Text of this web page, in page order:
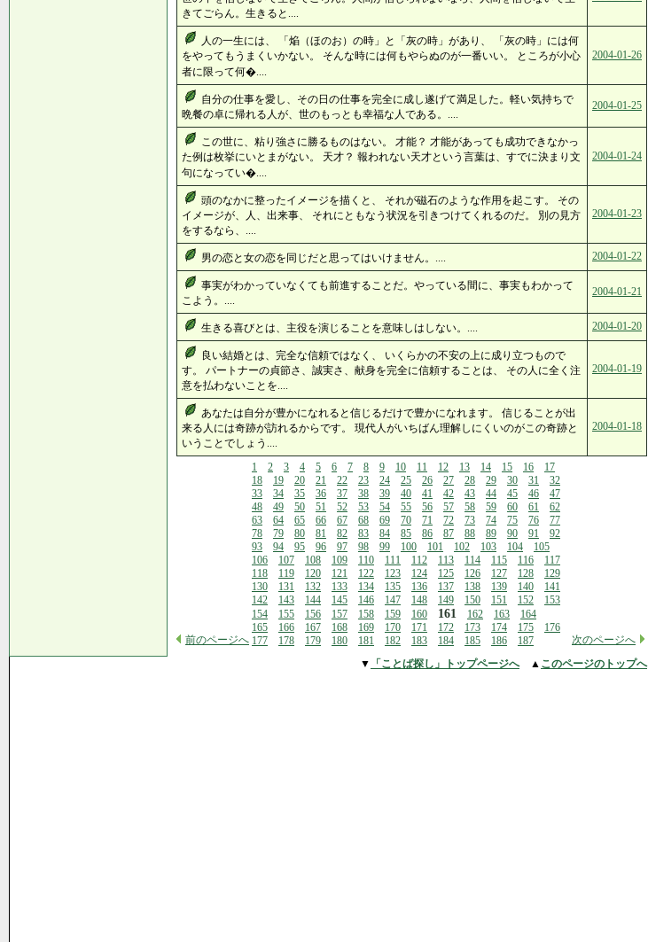
きてごらん。生きると....
人の一生には、 「焔（ほのお）の時」と「灰の時」があり、 「灰の時」には何
をやってもうまくいかない。 そんな時には何もやらぬのが一番いい。 ところが小心
者に限って何�....
2004-01-26
自分の仕事を愛し、その日の仕事を完全に成し遂げて満足した。軽い気持ちで
晩餐の卓に帰れる人が、世のもっとも幸福な人である。....
2004-01-25
この世に、粘り強さに勝るものはない。 才能？ 才能があっても成功できなかっ
た例は枚挙にいとまがない。 天才？ 報われない天才という言葉は、すでに決まり文
句になってい�....
2004-01-24
頭のなかに整ったイメージを描くと、 それが磁石のような作用を起こす。 その
イメージが、人、出来事、 それにともなう状況を引きつけてくれるのだ。 別の見方
をするなら、....
2004-01-23
男の恋と女の恋を同じだと思ってはいけません。.... 2004-01-22
事実がわかっていなくても前進することだ。やっている間に、事実もわかって
こよう。....
2004-01-21
生きる喜びとは、主役を演じることを意味しはしない。.... 2004-01-20
良い結婚とは、完全な信頼ではなく、 いくらかの不安の上に成り立つもので
す。 パートナーの貞節さ、誠実さ、献身を完全に信頼することは、 その人に全く注
意を払わないことを....
2004-01-19
あなたは自分が豊かになれると信じるだけで豊かになれます。 信じることが出
来る人には奇跡が訪れるからです。 現代人がいちばん理解しにくいのがこの奇跡と
いうことでしょう....
2004-01-18
前のページへ
1 2 3 4 5 6 7 8 9 10 11 12 13 14 15 16
17
18
19 20 21 22 23 24 25 26 27 28 29 30 31
32
33
34 35 36 37 38 39 40 41 42 43 44 45 46
47
48
49 50 51 52 53 54 55 56 57 58 59 60 61
62
63
64 65 66 67 68 69 70 71 72 73 74 75 76
77
78
79 80 81 82 83 84 85 86 87 88 89 90 91
92
93
94 95 96 97 98 99 100 101 102 103 104
105
106
107 108 109 110 111 112 113 114 115 116
117
118
119 120 121 122 123 124 125 126 127 128
129
130
131 132 133 134 135 136 137 138 139 140
141
142
143 144 145 146 147 148 149 150 151 152
153
154
155 156 157 158 159 160 161 162 163
164
165
166 167 168 169 170 171 172 173 174 175
176
177
178 179 180 181 182 183 184 185 186 187 次のページへ
▼ 「ことば探し」トップページへ▲ このページのトップへ